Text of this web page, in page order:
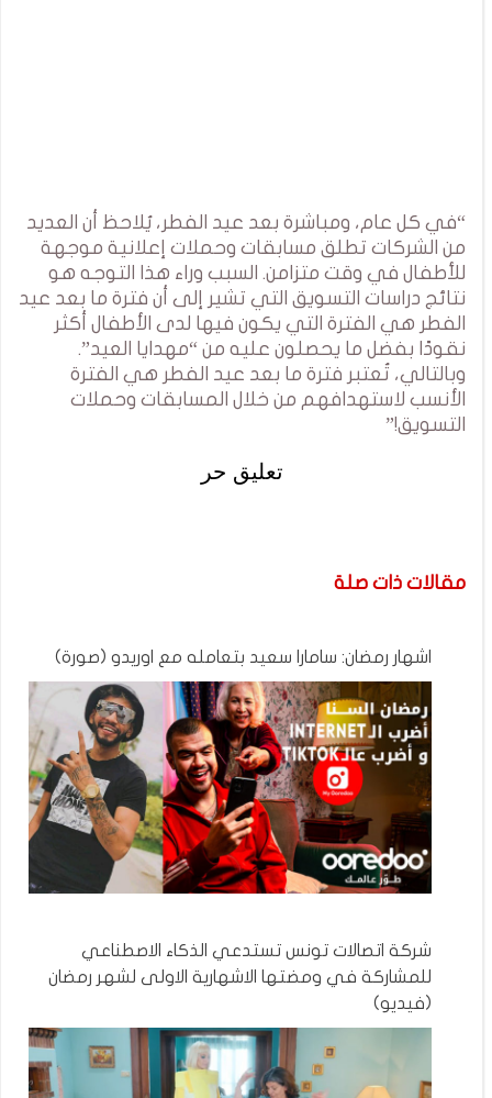
“في كل عام، ومباشرة بعد عيد الفطر، يُلاحظ أن العديد
من الشركات تطلق مسابقات وحملات إعلانية موجهة
للأطفال في وقت متزامن. السبب وراء هذا التوجه هو
نتائج دراسات التسويق التي تشير إلى أن فترة ما بعد عيد
الفطر هي الفترة التي يكون فيها لدى الأطفال أكثر
نقودًا بفضل ما يحصلون عليه من “مهدايا العيد”.
وبالتالي، تُعتبر فترة ما بعد عيد الفطر هي الفترة
الأنسب لاستهدافهم من خلال المسابقات وحملات
التسويق!”
تعليق حر
مقالات ذات صلة
اشهار رمضان: سامارا سعيد بتعامله مع اوريدو (صورة)
شركة اتصالات تونس تستدعي الذكاء الاصطناعي
للمشاركة في ومضتها الاشهارية الاولى لشهر رمضان
(فيديو)